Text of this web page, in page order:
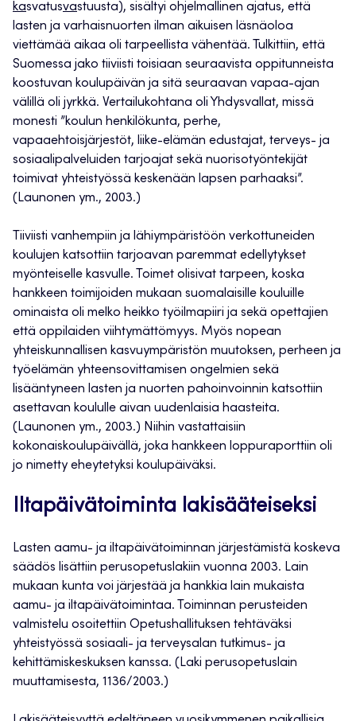
kasvatusvastuusta), sisältyi ohjelmallinen ajatus, että
lasten ja varhaisnuorten ilman aikuisen läsnäoloa
viettämää aikaa oli tarpeellista vähentää. Tulkittiin, että
Suomessa jako tiiviisti toisiaan seuraavista oppitunneista
koostuvan koulupäivän ja sitä seuraavan vapaa-ajan
välillä oli jyrkkä. Vertailukohtana oli Yhdysvallat, missä
monesti ”koulun henkilökunta, perhe,
vapaaehtoisjärjestöt, liike-elämän edustajat, terveys- ja
sosiaalipalveluiden tarjoajat sekä nuorisotyöntekijät
toimivat yhteistyössä keskenään lapsen parhaaksi”.
(Launonen ym., 2003.)
Tiiviisti vanhempiin ja lähiympäristöön verkottuneiden
koulujen katsottiin tarjoavan paremmat edellytykset
myönteiselle kasvulle. Toimet olisivat tarpeen, koska
hankkeen toimijoiden mukaan suomalaisille kouluille
ominaista oli melko heikko työilmapiiri ja sekä opettajien
että oppilaiden viihtymättömyys. Myös nopean
yhteiskunnallisen kasvuympäristön muutoksen, perheen ja
työelämän yhteensovittamisen ongelmien sekä
lisääntyneen lasten ja nuorten pahoinvoinnin katsottiin
asettavan koululle aivan uudenlaisia haasteita.
(Launonen ym., 2003.) Niihin vastattaisiin
kokonaiskoulupäivällä, joka hankkeen loppuraporttiin oli
jo nimetty eheytetyksi koulupäiväksi.
Iltapäivätoiminta lakisääteiseksi
Lasten aamu- ja iltapäivätoiminnan järjestämistä koskeva
säädös lisättiin perusopetuslakiin vuonna 2003. Lain
mukaan kunta voi järjestää ja hankkia lain mukaista
aamu- ja iltapäivätoimintaa. Toiminnan perusteiden
valmistelu osoitettiin Opetushallituksen tehtäväksi
yhteistyössä sosiaali- ja terveysalan tutkimus- ja
kehittämiskeskuksen kanssa. (Laki perusopetuslain
muuttamisesta, 1136/2003.)